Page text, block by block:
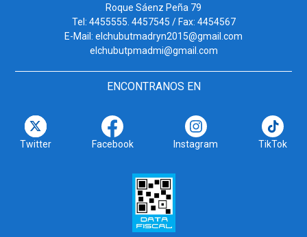
Roque Sáenz Peña 79
Tel: 4455555. 4457545 / Fax: 4454567
E-Mail: elchubutmadryn2015@gmail.com
elchubutpmadmi@gmail.com
ENCONTRANOS EN
Twitter Facebook Instagram TikTok